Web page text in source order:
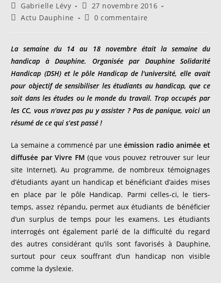
Auteur/autrice
de
Gabrielle Lévy
Publication
publiée :
27 novembre 2016
PostActu Dauphine
Commentaires
publication :
0 commentaire
La semaine du 14 au 18 novembre était la semaine du
handicap à Dauphine. Organisée par Dauphine Solidarité
Handicap (DSH) et le pôle Handicap de l'université, elle avait
pour objectif de sensibiliser les étudiants au handicap, que ce
soit dans les études ou le monde du travail. Trop occupés par
les CC, vous n'avez pas pu y assister ? Pas de panique, voici un
résumé de ce qui s’est passé !
La semaine a commencé par uneémission radio animée et
diffusée par Vivre FM (que vous pouvez retrouver sur leur
site Internet). Au programme, de nombreux témoignages
d’étudiants ayant un handicap et bénéficiant d’aides mises
en place par le pôle Handicap. Parmi celles-ci, le tiers-
temps, assez répandu, permet aux étudiants de bénéficier
d’un surplus de temps pour les examens. Les étudiants
interrogés ont également parlé de la difficulté du regard
des autres considérant qu’ils sont favorisés à Dauphine,
surtout pour ceux souffrant d’un handicap non visible
comme la dyslexie.